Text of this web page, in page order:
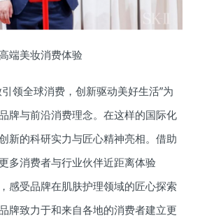
端美妆消费体验
领全球消费，创新驱动美好生活”为
牌与前沿消费理念。在这样的国际化
新的科研实力与匠心精神亮相。借助
多消费者与行业伙伴近距离体验
感受品牌在肌肤护理领域的匠心探索
牌致力于和来自各地的消费者建立更